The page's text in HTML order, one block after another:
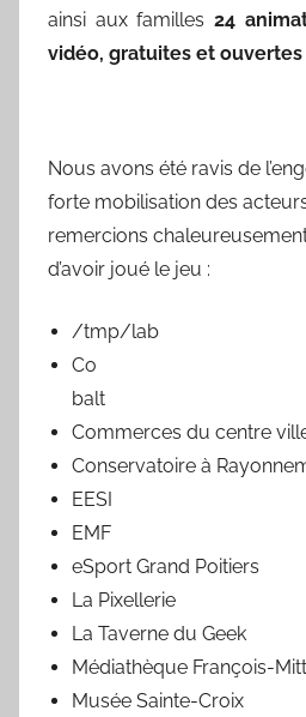
ainsi aux familles24
vidéo, gratuites et ouvertes
Nous avons été ravis de
forte mobilisation des
remercions
d’avoir joué le jeu :
/tmp/lab
Co
balt
Commerces du centre
Conservatoire à
EESI
EMF
eSport Grand Poitiers
La Pixellerie
La Taverne du Geek
Médiathèque François-
Musée Sainte-Croix